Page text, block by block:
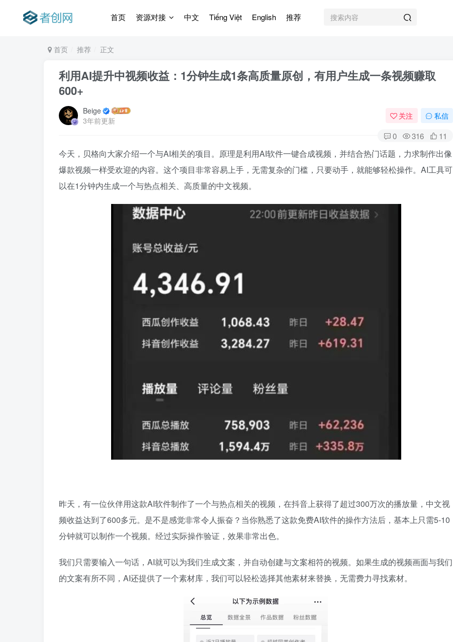
首页 资源对接 中文 Tiếng Việt English 推荐
首页 推荐 正文
利用AI提升中视频收益：1分钟生成1条高质量原创，有用户生成一条视频赚取
600+
Beige
3年前更新
关注 私信
0 316 11
今天，贝格向大家介绍一个与AI相关的项目。原理是利用AI软件一键合成视频，并结合热门话题，力求制作出像
爆款视频一样受欢迎的内容。这个项目非常容易上手，无需复杂的门槛，只要动手，就能够轻松操作。AI工具可
以在1分钟内生成一个与热点相关、高质量的中文视频。
昨天，有一位伙伴用这款AI软件制作了一个与热点相关的视频，在抖音上获得了超过300万次的播放量，中文视
频收益达到了600多元。是不是感觉非常令人振奋？当你熟悉了这款免费AI软件的操作方法后，基本上只需5-10
分钟就可以制作一个视频。经过实际操作验证，效果非常出色。
我们只需要输入一句话，AI就可以为我们生成文案，并自动创建与文案相符的视频。如果生成的视频画面与我们
的文案有所不同，AI还提供了一个素材库，我们可以轻松选择其他素材来替换，无需费力寻找素材。